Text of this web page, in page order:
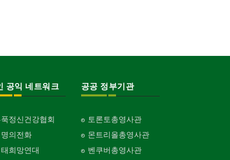
공익 네트워크
정신건강협회
의전화
희망연대
공공 정부기관
토론토총영사관
몬트리올총영사관
벤쿠버총영사관